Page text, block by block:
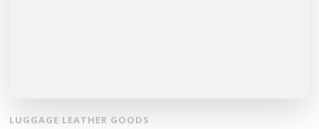
LUGGAGE LEATHER GOODS